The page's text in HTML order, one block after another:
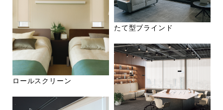
ロールスクリーン
たて型ブラインド